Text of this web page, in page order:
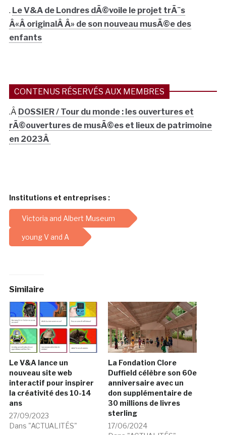
. Le V&A de Londres dÃ©voile le projet trÃ¨s
Â«Â originalÂ Â» de son nouveau musÃ©e des
enfants
CONTENUS RÉSERVÉS AUX MEMBRES
.Â DOSSIER / Tour du monde : les ouvertures et
rÃ©ouvertures de musÃ©es et lieux de patrimoine
en 2023Â
Institutions et entreprises :
Victoria and Albert Museum
young V and A
Similaire
Le V&A lance un
nouveau site web
interactif pour inspirer
la créativité des 10-14
ans
27/09/2023
Dans "ACTUALITÉS"
La Fondation Clore
Duffield célèbre son 60e
anniversaire avec un
don supplémentaire de
30 millions de livres
sterling
17/06/2024